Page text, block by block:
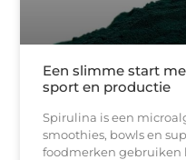
Een slimme start
sport en productie
Spirulina is een
smoothies, bowls en
foodmerken gebruiken